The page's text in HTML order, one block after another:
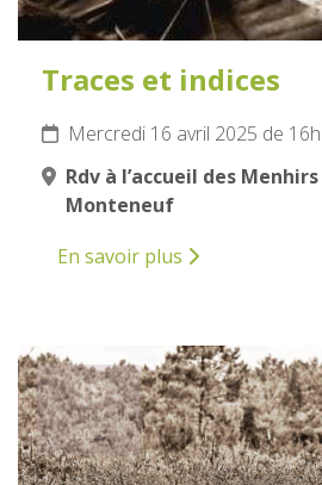
Traces et indices
Mercredi 16 avril 2025 de
Rdv à l’accueil des
Monteneuf
En savoir plus
19
AVRIL
2025